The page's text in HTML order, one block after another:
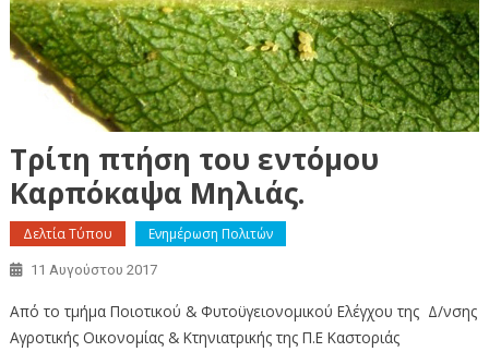
Τρίτη πτήση του εντόμου
Καρπόκαψα Μηλιάς.
Δελτία Τύπου Ενημέρωση Πολιτών
11 Αυγούστου 2017
Από το τμήμα Ποιοτικού & Φυτοϋγειονομικού Ελέγχου της Δ/νσης
Αγροτικής Οικονομίας & Κτηνιατρικής της Π.Ε Καστοριάς